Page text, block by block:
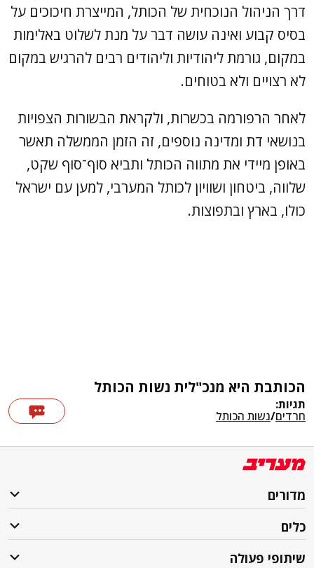
דרך הניהול הנוכחית של הכותל, המייצרת חיכוכים על
בסיס קבוע ואינה עושה דבר על מנת לשלוט באלימות
במקום, גורמת ליהודיות וליהודים רבים להרגיש במקום
לא רצויים ולא בטוחים.
לאחר הרפורמה בכשרות, ולקראת הבשורות הצפויות
בנושאי דת ומדינה נוספים, זה הזמן הממשלה תאשר
באופן מיידי את מתווה הכותל ותביא סוף־סוף שקט,
שלווה, ביטחון ושוויון לכותל המערבי, למען עם ישראל
כולו, בארץ ובתפוצות.
הכותבת היא מנכ"לית נשות הכותל
תגיות:
חרדים/נשות הכותל
מדורים
כלים
שיתופי פעולה